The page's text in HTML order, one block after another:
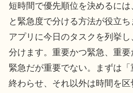
短時間で優先順位を決めるに
と緊急度で分ける方法が役立
アプリに今日のタスクを列挙し
分けます。重要かつ緊急、重要
緊急だが重要でない。まずは
終わらせ、それ以外は時間を区